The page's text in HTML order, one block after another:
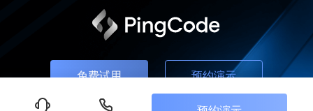
免费试用 预约演示